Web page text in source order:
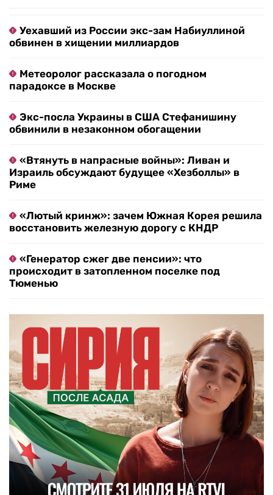
Уехавший из России экс-зам Набиуллиной
обвинен в хищении миллиардов
Метеоролог рассказала о погодном
парадоксе в Москве
Экс-посла Украины в США Стефанишину
обвинили в незаконном обогащении
«Втянуть в напрасные войны»: Ливан и
Израиль обсуждают будущее «Хезболлы» в
Риме
«Лютый кринж»: зачем Южная Корея решила
восстановить железную дорогу с КНДР
«Генератор сжег две пенсии»: что
происходит в затопленном поселке под
Тюменью